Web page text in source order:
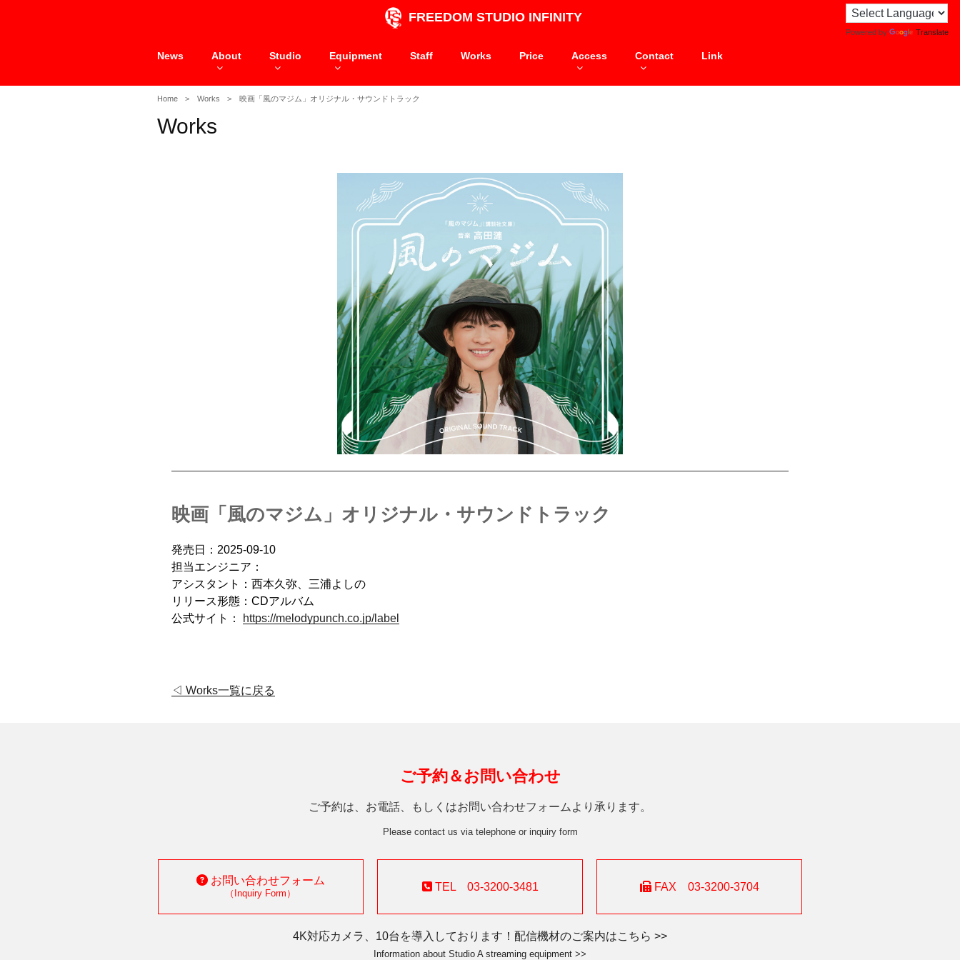
FREEDOM STUDIO INFINITY
Powered by Translate
News About Studio Equipment Staff Works Price Access Contact Link
Home Works 映画「風のマジム」オリジナル・サウンドトラック
Works
映画「風のマジム」オリジナル・サウンドトラック
発売日：2025-09-10
担当エンジニア：
アシスタント：西本久弥、三浦よしの
リリース形態：CDアルバム
公式サイト：
https://melodypunch.co.jp/label
◁ Works一覧に戻る
ご予約＆お問い合わせ
ご予約は、お電話、もしくはお問い合わせフォームより承ります。
Please contact us via telephone or inquiry form
お問い合わせフォーム
（Inquiry Form） TEL 03-3200-3481 FAX 03-3200-3704
4K対応カメラ、10台を導入しております！配信機材のご案内はこちら >>
Information about Studio A streaming equipment >>